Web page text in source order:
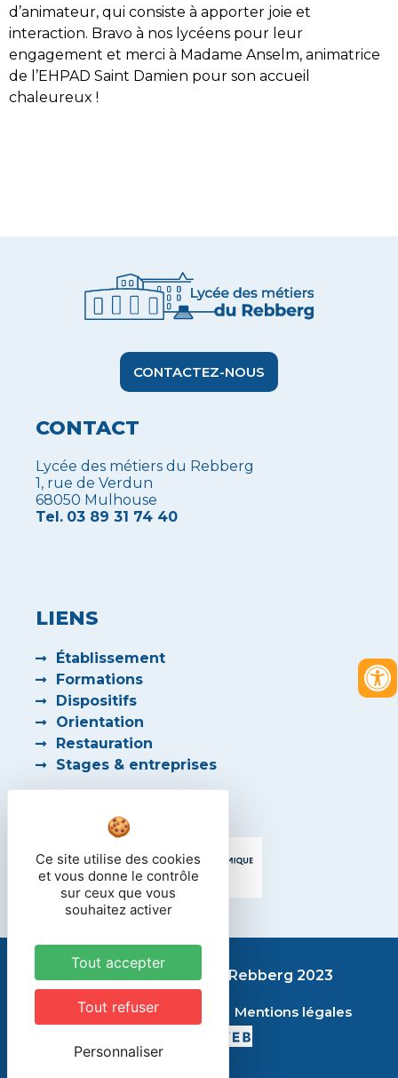
d’animateur, qui consiste à apporter joie et
interaction. Bravo à nos lycéens pour leur
engagement et merci à Madame Anselm, animatrice
de l’EHPAD Saint Damien pour son accueil
chaleureux !
CONTACTEZ-NOUS
CONTACT
Lycée des métiers du Rebberg
1, rue de Verdun
68050 Mulhouse
Tel. 03 89 31 74 40
LIENS
Établissement
Formations
Dispositifs
Orientation
Restauration
Stages & entreprises
Lycée des métiers du Rebberg 2023
Contact Plan du site Mentions légales
Ce site utilise des cookies
et vous donne le contrôle
sur ceux que vous
souhaitez activer
Tout accepter
Tout refuser
Personnaliser